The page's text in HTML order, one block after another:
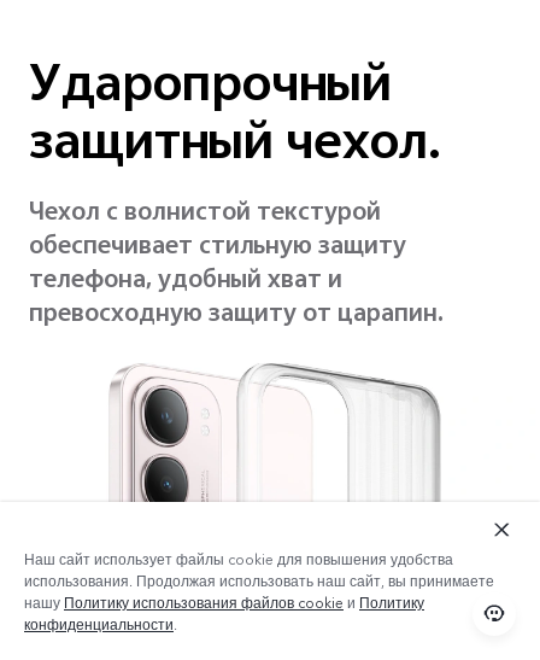
Ударопрочный
защитный чехол.
Чехол с волнистой текстурой
обеспечивает стильную защиту
телефона, удобный хват и
превосходную защиту от царапин.
Наш сайт использует файлы cookie для повышения удобства
использования. Продолжая использовать наш сайт, вы принимаете
нашу Политику использования файлов cookie и Политику
конфиденциальности.